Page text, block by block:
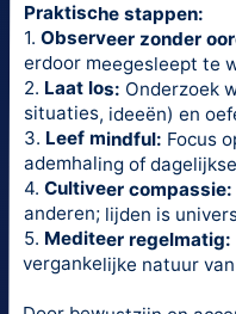
Praktische stappen:
1.Observeer zonder
erdoor meegesleept te
2. Laat los: Onderzoek
situaties, ideeën) en
3. Leef mindful: Focus
ademhaling of
4. Cultiveer compassie:
anderen; lijden is
5. Mediteer regelmatig:
vergankelijke natuur